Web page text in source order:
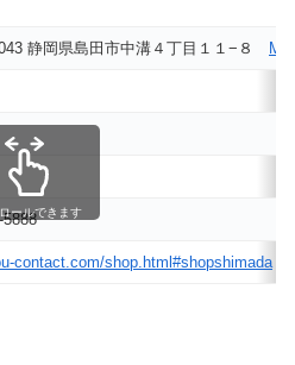
静岡県島田市中溝４丁目１１−８
5888
contact.com/shop.html#shopshimada
ールできます